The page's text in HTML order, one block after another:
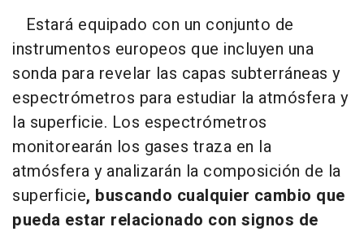
Estará equipado con un conjunto de
instrumentos europeos que incluyen una
sonda para revelar las capas subterráneas y
espectrómetros para estudiar la atmósfera y
la superficie. Los espectrómetros
monitorearán los gases traza en la
atmósfera y analizarán la composición de la
superficie, buscando cualquier cambio que
pueda estar relacionado con signos de